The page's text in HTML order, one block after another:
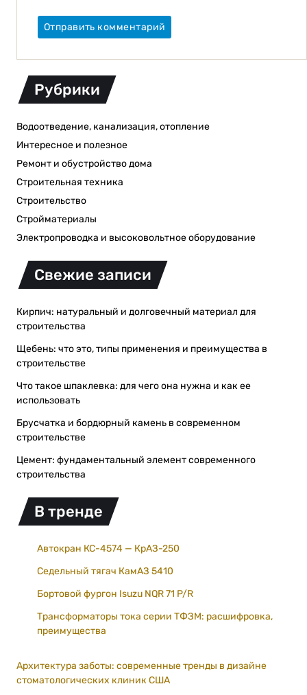
Рубрики
Водоотведение, канализация, отопление
Интересное и полезное
Ремонт и обустройство дома
Строительная техника
Строительство
Стройматериалы
Электропроводка и высоковольтное оборудование
Свежие записи
Кирпич: натуральный и долговечный материал для
строительства
Щебень: что это, типы применения и преимущества в
строительстве
Что такое шпаклевка: для чего она нужна и как ее
использовать
Брусчатка и бордюрный камень в современном
строительстве
Цемент: фундаментальный элемент современного
строительства
В тренде
Автокран КС-4574 — КрАЗ-250
Седельный тягач КамАЗ 5410
Бортовой фургон Isuzu NQR 71 P/R
Трансформаторы тока серии ТФЗМ: расшифровка,
преимущества
Архитектура заботы: современные тренды в дизайне
стоматологических клиник США